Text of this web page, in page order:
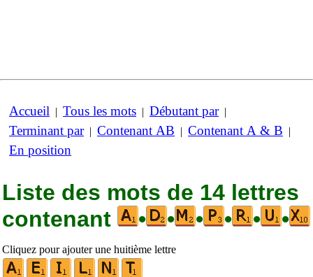
Accueil | Tous les mots | Débutant par|
Terminant par| Contenant AB | Contenant A & B |
En position
Liste des mots de 14 lettres
contenant
• • • • • •
Cliquez pour ajouter une huitième lettre